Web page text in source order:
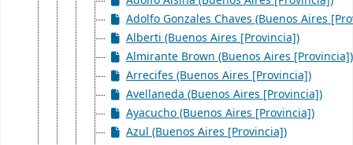
Adolfo Gonzales Chaves (Buenos Aires
Alberti (Buenos Aires [Provincia])
Almirante Brown (Buenos Aires [Provincia])
Arrecifes (Buenos Aires [Provincia])
Avellaneda (Buenos Aires [Provincia])
Ayacucho (Buenos Aires [Provincia])
Azul (Buenos Aires [Provincia])